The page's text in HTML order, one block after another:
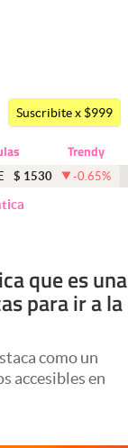
Suscribite x $999
Trendy
$ 1530 -0.65%
que es una
para ir a la
como un
accesibles en